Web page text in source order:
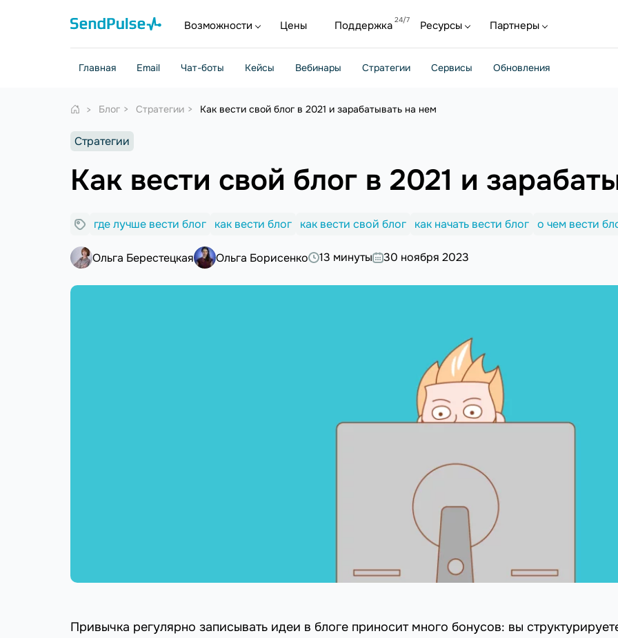
Возможности Цены Поддержка Ресурсы Партнеры
Главная Email Чат-боты Кейсы Вебинары Стратегии Сервисы Обновления
Блог Стратегии Как вести свой блог в 2021 и зарабатывать на нем
Стратегии
Как вести свой блог в 2021 и
где лучше вести блог как вести блог как вести свой блог как начать вести блог о чем вести
Ольга Берестецкая Ольга Борисенко 13 минуты 30 ноября 2023
Привычка регулярно записывать идеи в блоге приносит много бонусов: вы